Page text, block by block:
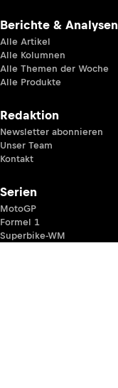
Berichte & Analysen
Alle Artikel
Alle Kolumnen
Alle Themen der Woche
Alle Produkte
Redaktion
Newsletter abonnieren
Unser Team
Kontakt
Serien
MotoGP
Formel 1
Superbike-WM